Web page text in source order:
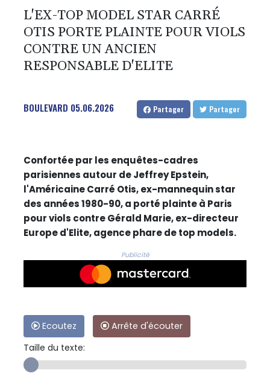
L'EX-TOP MODEL STAR CARRÉ
OTIS PORTE PLAINTE POUR VIOLS
CONTRE UN ANCIEN
RESPONSABLE D'ELITE
BOULEVARD 05.06.2026 Partager Partager
Confortée par les enquêtes-cadres
parisiennes autour de Jeffrey Epstein,
l'Américaine Carré Otis, ex-mannequin star
des années 1980-90, a porté plainte à Paris
pour viols contre Gérald Marie, ex-directeur
Europe d'Elite, agence phare de top models.
Publicité
Ecoutez
Arrête d'écouter
Taille du texte: